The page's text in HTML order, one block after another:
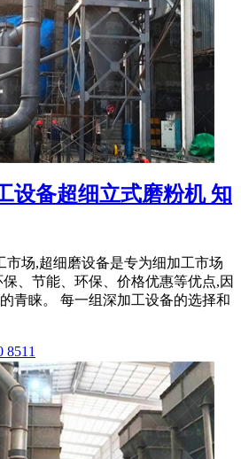
设备超细立式磨粉机 知
市场,超细磨设备是专为细加工市场
、节能、环保、价格优惠等优点,因
青睐。 每一组深加工设备的选择和
8511